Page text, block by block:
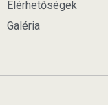
Elérhetőségek
Galéria